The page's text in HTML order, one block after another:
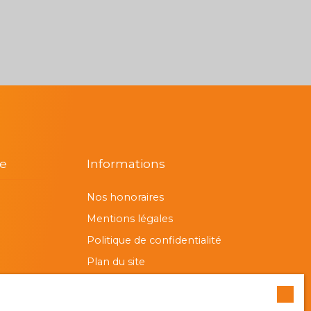
Informations
Nos honoraires
Mentions légales
Politique de confidentialité
Plan du site